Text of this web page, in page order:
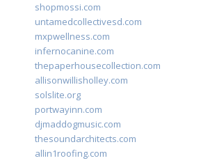
shopmossi.com
untamedcollectivesd.com
mxpwellness.com
infernocanine.com
thepaperhousecollection.com
allisonwillisholley.com
solslite.org
portwayinn.com
djmaddogmusic.com
thesoundarchitects.com
allin1roofing.com